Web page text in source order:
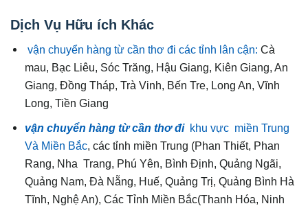
Dịch Vụ Hữu ích Khác
vận chuyển hàng từ cần thơ đi các tỉnh lân cận:Cà
mau, Bạc Liêu, Sóc Trăng, Hậu Giang, Kiên Giang, An
Giang, Đồng Tháp, Trà Vinh, Bến Tre, Long An, Vĩnh
Long, Tiền Giang
vận chuyển hàng từ cần thơ đi khu vực miền Trung
Và Miền Bắc, các tỉnh miền Trung (Phan Thiết, Phan
Rang, Nha Trang, Phú Yên, Bình Định, Quảng Ngãi,
Quảng Nam, Đà Nẵng, Huế, Quảng Trị, Quảng Bình Hà
Tĩnh, Nghệ An), Các Tỉnh Miền Bắc(Thanh Hóa, Ninh